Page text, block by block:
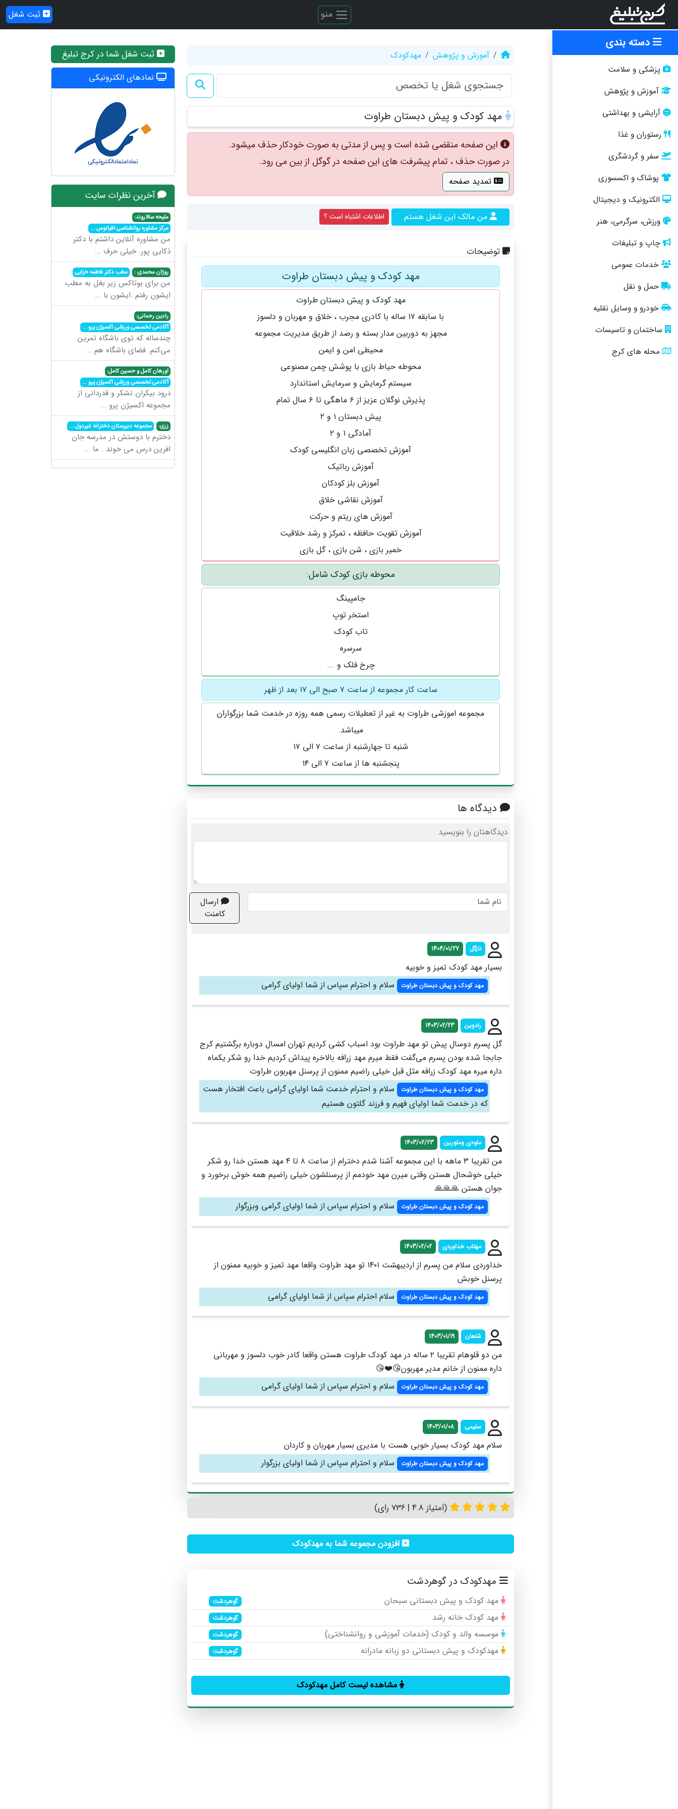
منو ثبت شغل
دسته بندی
پزشکی و سلامت
آموزش و پژوهش
آرایشی و بهداشتی
رستوران و غذا
سفر و گردشگری
پوشاک و اکسسوری
الکترونیک و دیجیتال
ورزش، سرگرمی، هنر
چاپ و تبلیغات
خدمات عمومی
حمل و نقل
خودرو و وسایل نقلیه
ساختمان و تاسیسات
محله های کرج
آموزش و پژوهش مهدکودک
مهد کودک و پیش دبستان طراوت
این صفحه منقضی شده است و پس از مدتی به صورت خودکار حذف میشود.
در صورت حذف ، تمام پیشرفت های این صفحه در گوگل از بین می رود.
تمدید صفحه
من مالک این شغل هستم اطلاعات اشتباه است ؟
توضیحات
مهد کودک و پیش دبستان طراوت
مهد کودک و پیش دبستان طراوت
با سابقه ۱۷ ساله با کادری مجرب ، خلاق و مهربان و دلسوز
مجهز به دوربین مدار بسته و رصد از طریق مدیریت مجموعه
محیطی امن و ایمن
محوطه حیاط بازی با پوشش چمن مصنوعی
سیستم گرمایش و سرمایش استاندارد
پذیرش نوگلان عزیز از ۶ ماهگی تا ۶ سال تمام
پیش دبستان ۱ و ۲
آمادگی ۱ و ۲
آموزش تخصصی زبان انگلیسی کودک
آموزش رباتیک
آموزش بلز کودکان
آموزش نقاشی خلاق
آموزش های ریتم و حرکت
آموزش تقویت حافظه ، تمرکز و رشد خلاقیت
خمیر بازی ، شن بازی ، گل بازی
محوطه بازی کودک شامل:
جامپینگ
استخر توپ
تاب کودک
سرسره
چرخ فلک و ...
ساعت کار مجموعه از ساعت ۷ صبح الی ۱۷ بعد از ظهر
مجموعه اموزشی طراوت به غیر از تعطیلات رسمی همه روزه در خدمت شما بزرگواران
میباشد.
شنبه تا جهارشنبه از ساعت ۷ الی ۱۷
پنجشنبه ها از ساعت ۷ الی ۱۴
دیدگاه ها
دیدگاهتان را بنویسید
ارسال
کامنت
نازگل 1404/01/27
بسیار مهد کودک تمیز و خوبیه
مهد کودک و پیش دبستان طراوت سلام و احترام سپاس از شما اولیای گرامی
رادوین 1403/02/23
گل پسرم دوسال پیش تو مهد طراوت بود اسباب کشی کردیم تهران امسال دوباره برگشتیم کرج
جابجا شده بودن پسرم می‌گفت فقط میرم مهد زرافه بالاخره پیداش کردیم خدا رو شکر یکماه
داره میره مهد کودک زرافه مثل قبل خیلی راضیم ممنون از پرسنل مهربون طراوت
مهد کودک و پیش دبستان طراوت
سلام و احترام خدمت شما اولیای گرامی باعث افتخار هست
که در خدمت شما اولیای فهیم و فرزند گلتون هستیم
ملودی وملورین 1403/02/23
من تقریبا ۳ ماهه با این مجموعه آشنا شدم دخترام از ساعت ۸ تا ۴ مهد هستن خدا رو شکر
خیلی خوشحال هستن وقتی میرن مهد خودمم از پرسنلشون خیلی راضیم همه خوش برخورد و
جوان هستن 🙏🙏🙏
مهد کودک و پیش دبستان طراوت سلام و احترام سپاس از شما اولیای گرامی وبزرگوار
مهتاب خداوردی 1403/02/02
خداوردی سلام من پسرم از اردیبهشت ۱۴۰۱ تو مهد طراوت واقعا مهد تمیز و خوبیه ممنون از
پرسنل خوبش
مهد کودک و پیش دبستان طراوت سلام احترام سپاس از شما اولیای گرامی
شاهان 1403/01/19
من دو قلوهام تقریبا ۲ ساله در مهد کودک طراوت هستن واقعا کادر خوب دلسوز و مهربانی
داره ممنون از خانم مدیر مهربون😘❤️😘
مهد کودک و پیش دبستان طراوت سلام و احترام سپاس از شما اولیای گرامی
سلیمی 1403/01/08
سلام مهد کودک بسیار خوبی هست با مدیری بسیار مهربان و کاردان
مهد کودک و پیش دبستان طراوت سلام و احترام سپاس از شما اولیای بزرگوار
(امتیاز 4.8 | 736 رای)
افزودن مجموعه شما به مهدکودک
مهدکودک در گوهردشت
مهد کودک و پیش دبستانی سبحان گوهردشت
مهد کودک خانه رشد گوهردشت
موسسه والد و کودک (خدمات آموزشی و روانشناختی) گوهردشت
مهدکودک و پیش دبستانی دو زبانه مادرانه گوهردشت
مشاهده لیست کامل مهدکودک
ثبت شغل شما در کرج تبلیغ
نمادهای الکترونیکی
آخرین نظرات سایت
ملیحه سالاروند:
مرکز مشاوره روانشناسی اقیانوس...
من مشاوره آنلاین داشتم با دکتر
ذکایی پور. خیلی حرف ...
روژان محمدی : مطب دکتر فاطمه خزایی
من برای بوتاکس زیر بغل به مطب
ایشون رفتم .ایشون با ...
رادین رحمانی:
آکادمی تخصصی ورزشی اکسیژن پرو...
چندساله که توی باشگاه تمرین
می‌کنم. فضای باشگاه هم ...
اورهان کامل و حسین کامل:
آکادمی تخصصی ورزشی اکسیژن پرو...
درود بیکران تشکر و قدردانی از
مجموعه اکسیژن پرو ...
زری: مجموعه دبیرستان دخترانه غیردول...
دخترم با دوستش در مدرسه جان
افرین درس می خوند . ما ...